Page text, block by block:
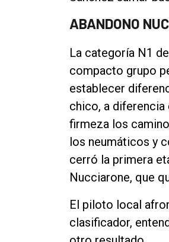
ABANDONO
La categoría N1
compacto grupo
establecer
chico, a
firmeza los
los neumáticos y
cerró la primera
Nucciarone, que
El piloto local
clasificador,